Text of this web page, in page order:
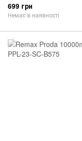
699 грн
Немає в наявності